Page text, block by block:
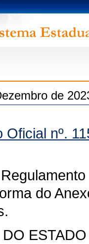
de
Oficial nº.
do